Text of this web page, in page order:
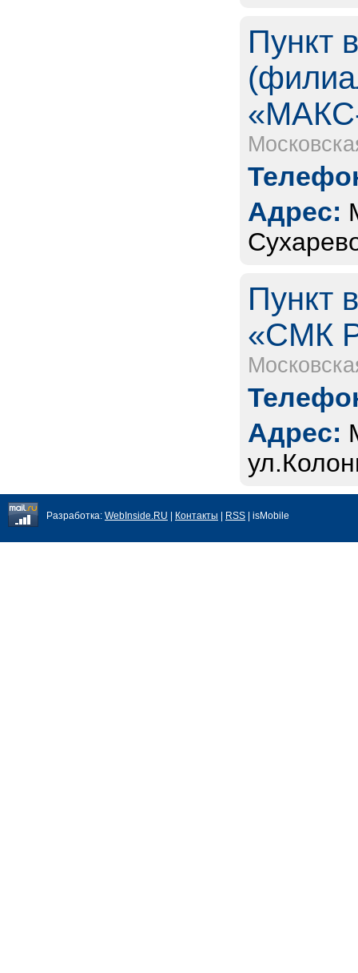
Пункт
Адрес:
Пункт
«СМК
Адрес:
Разработка: WebInside.RU Контакты RSS | isMobile